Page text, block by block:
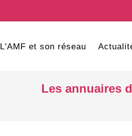
L'AMF et son réseau
Les annuaires